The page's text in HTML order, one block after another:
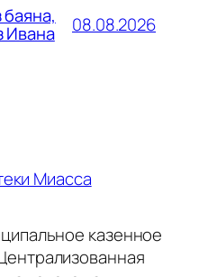
Ивана 08.08.2026
Миасса
казенное